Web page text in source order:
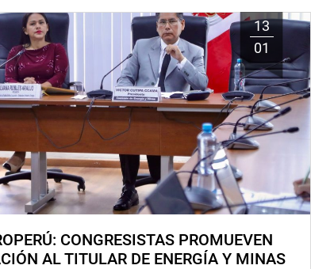
13
01
CONGRESISTAS PROMUEVEN
AL TITULAR DE ENERGÍA Y MINAS